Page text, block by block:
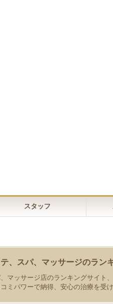
スタッフ
、スパ、マッサージのラン
マッサージ店のランキングサイト
ミパワーで納得、安心の治療を受